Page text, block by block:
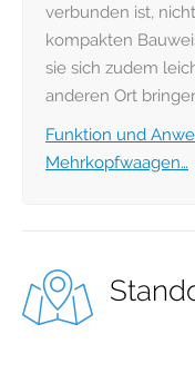
verbunden ist,
kompakten
sie sich zudem
anderen Ort
Funktion und
Mehrkopfwaagen…